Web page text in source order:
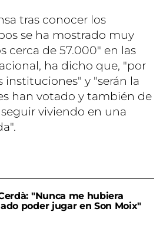
tras conocer los
se ha mostrado muy
cerca de 57.000" en las
ha dicho que, "por
instituciones" y "serán la
han votado y también de
viviendo en una
"Nunca me hubiera
poder jugar en Son Moix"